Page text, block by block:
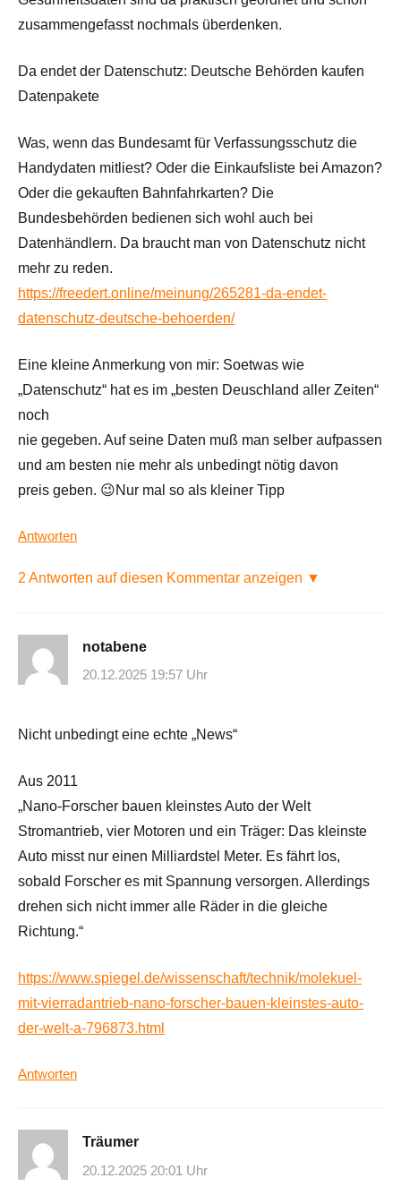
zusammengefasst nochmals überdenken.
Da endet der Datenschutz: Deutsche Behörden kaufen
Datenpakete
Was, wenn das Bundesamt für Verfassungsschutz die
Handydaten mitliest? Oder die Einkaufsliste bei Amazon?
Oder die gekauften Bahnfahrkarten? Die
Bundesbehörden bedienen sich wohl auch bei
Datenhändlern. Da braucht man von Datenschutz nicht
mehr zu reden.
https://freedert.online/meinung/265281-da-endet-
datenschutz-deutsche-behoerden/
Eine kleine Anmerkung von mir: Soetwas wie
„Datenschutz“ hat es im „besten Deuschland aller Zeiten“
noch
nie gegeben. Auf seine Daten muß man selber aufpassen
und am besten nie mehr als unbedingt nötig davon
preis geben. 😉Nur mal so als kleiner Tipp
Antworten
2 Antworten auf diesen Kommentar anzeigen ▼
notabene
20.12.2025 19:57 Uhr
Nicht unbedingt eine echte „News“
Aus 2011
„Nano-Forscher bauen kleinstes Auto der Welt
Stromantrieb, vier Motoren und ein Träger: Das kleinste
Auto misst nur einen Milliardstel Meter. Es fährt los,
sobald Forscher es mit Spannung versorgen. Allerdings
drehen sich nicht immer alle Räder in die gleiche
Richtung.“
https://www.spiegel.de/wissenschaft/technik/molekuel-
mit-vierradantrieb-nano-forscher-bauen-kleinstes-auto-
der-welt-a-796873.html
Antworten
Träumer
20.12.2025 20:01 Uhr